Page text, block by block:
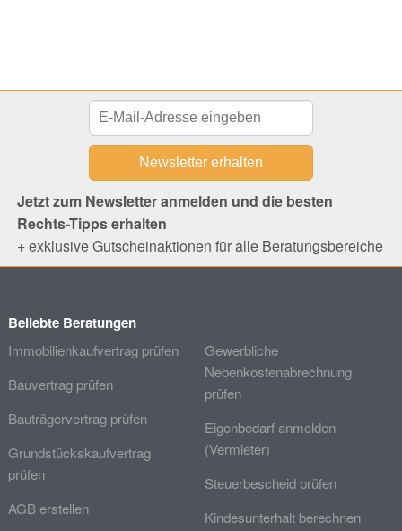
Jetzt zum Newsletter anmelden und die besten
Rechts-Tipps erhalten
+ exklusive Gutscheinaktionen für alle Beratungsbereiche
Beliebte Beratungen
Immobilienkaufvertrag prüfen
Bauvertrag prüfen
Bauträgervertrag prüfen
Grundstückskaufvertrag
prüfen
AGB erstellen
Gewerbliche
Nebenkostenabrechnung
prüfen
Eigenbedarf anmelden
(Vermieter)
Steuerbescheid prüfen
Kindesunterhalt berechnen